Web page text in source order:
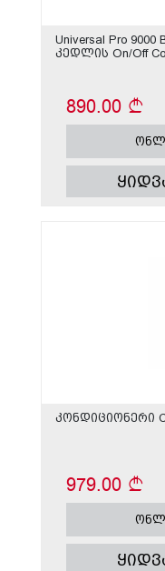
Universal Pro
კედლის On/Off
890.00
კონდიციონერი
979.00